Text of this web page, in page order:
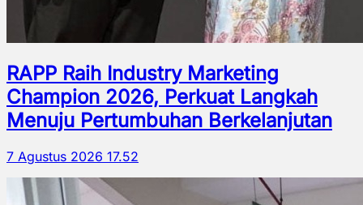
RAPP Raih Industry Marketing
Champion 2026, Perkuat Langkah
Menuju Pertumbuhan Berkelanjutan
7 Agustus 2026 17.52